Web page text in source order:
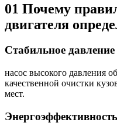
01 Почему
двигателя
Стабильное давление
насос высокого давления
качественной очистки
мест.
Энергоэффективность